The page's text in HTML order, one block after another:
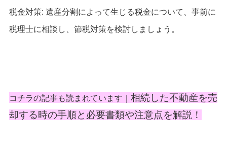
税金対策: 遺産分割によって生じる税金について、事前に
税理士に相談し、節税対策を検討しましょう。
コチラの記事も読まれています｜ 相続した不動産を売
却する時の手順と必要書類や注意点を解説！